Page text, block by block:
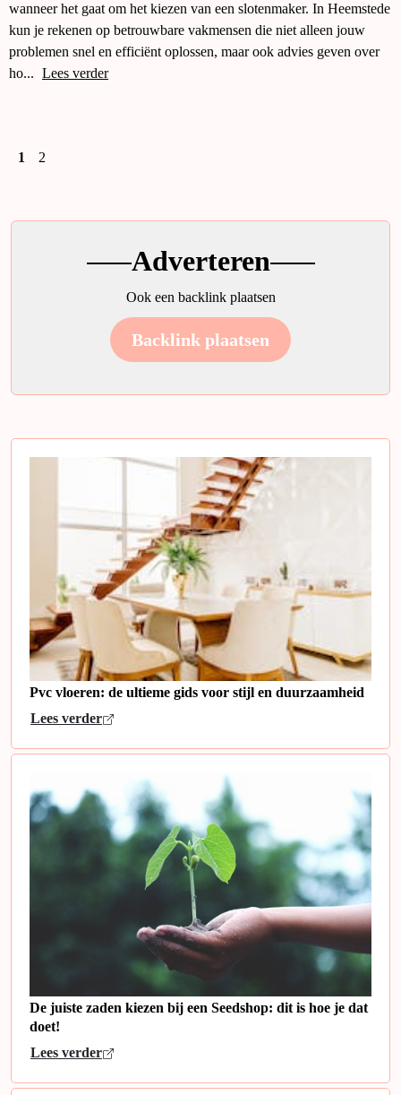
wanneer het gaat om het kiezen van een slotenmaker. In Heemstede
kun je rekenen op betrouwbare vakmensen die niet alleen jouw
problemen snel en efficiënt oplossen, maar ook advies geven over
ho... Lees verder
1 2
Adverteren
Ook een backlink plaatsen
Backlink plaatsen
Pvc vloeren: de ultieme gids voor stijl en duurzaamheid
Lees verder
De juiste zaden kiezen bij een Seedshop: dit is hoe je dat
doet!
Lees verder